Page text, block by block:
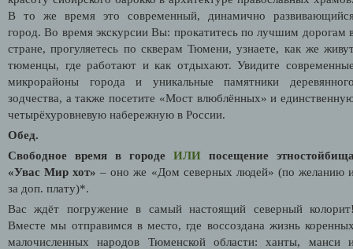
В то же время это современный, динамично
город. Во время экскурсии Вы: прокатитесь по лучшим дорогам
стране, прогуляетесь по скверам Тюмени, узнаете, как же
тюменцы, где работают и как отдыхают. Увидите
микрорайоны города и уникальные памятники
зодчества, а также посетите «Мост влюблённых» и
четырёхуровневую набережную в России.
Обед.
Свободное время в городе ИЛИ
посещение
«Увас Мир хот» – оно же «Дом северных людей» (по желанию
за доп. плату)*.
Вас ждёт погружение в самый настоящий северный
Вместе мы отправимся в место, где воссоздана жизнь
малочисленных народов Тюменской области: ханты, манси